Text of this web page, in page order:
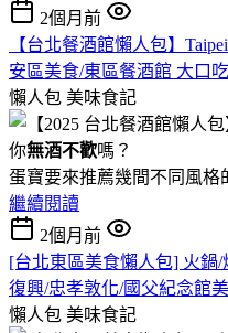
2個月前
【台北餐酒館懶人包】
安區美食/東區餐酒館 大口
懶人包 美味食記
你無酒不歡嗎？
蛋寶要來推薦幾間不同風格
繼續閱讀
2個月前
[台北東區美食懶人包] 火鍋
復興/忠孝敦化/國父紀念館
懶人包 美味食記